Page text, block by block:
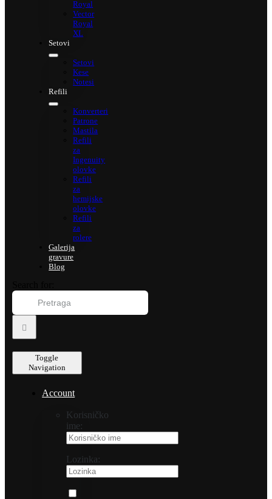
Royal
Vector
Royal
XL
Setovi
Setovi
Kese
Notesi
Refili
Konverteri
Patrone
Mastila
Refili
za
Ingenuity
olovke
Refili
za
hemijske
olovke
Refili
za
rolere
Galerija
gravure
Blog
Toggle
Navigation
Account
Korisničko
ime:
Lozinka: